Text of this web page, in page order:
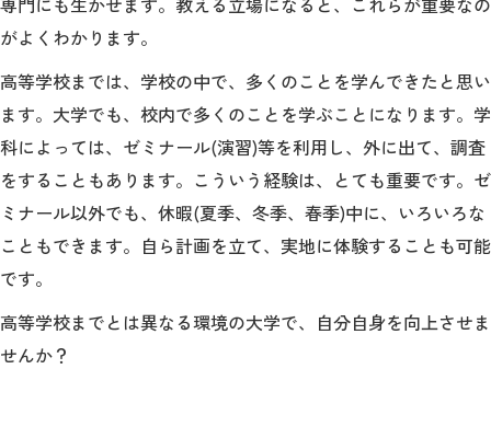
がよくわかります。
高等学校までは、学校の中で、多くのことを学んできたと思い
ます。大学でも、校内で多くのことを学ぶことになります。学
科によっては、ゼミナール(演習)等を利用し、外に出て、調査
をすることもあります。こういう経験は、とても重要です。ゼ
ミナール以外でも、休暇(夏季、冬季、春季)中に、いろいろな
こともできます。自ら計画を立て、実地に体験することも可能
です。
高等学校までとは異なる環境の大学で、自分自身を向上させま
せんか？